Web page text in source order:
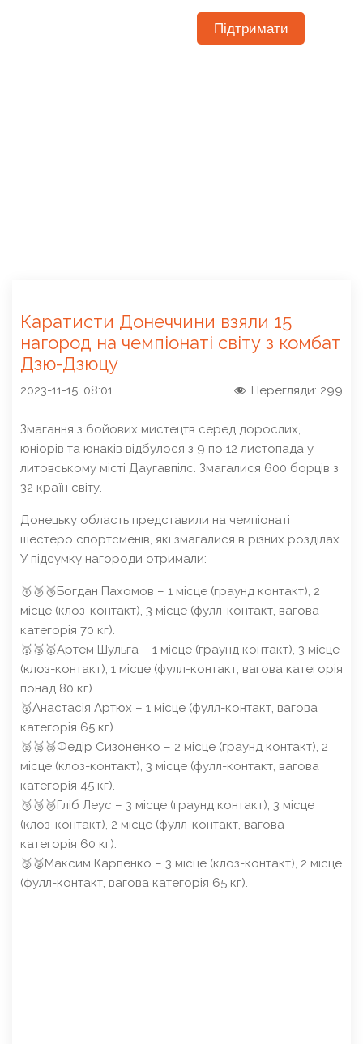
Підтримати
Каратисти Донеччини взяли 15
нагород на чемпіонаті світу з комбат
Дзю-Дзюцу
2023-11-15, 08:01 Перегляди: 299
Змагання з бойових мистецтв серед дорослих,
юніорів та юнаків відбулося з 9 по 12 листопада у
литовському місті Даугавпілс. Змагалися 600 борців з
32 країн світу.
Донецьку область представили на чемпіонаті
шестеро спортсменів, які змагалися в різних розділах.
У підсумку нагороди отримали:
🥇🥈🥉Богдан Пахомов – 1 місце (граунд контакт), 2
місце (клоз-контакт), 3 місце (фулл-контакт, вагова
категорія 70 кг).
🥇🥉🥇Артем Шульга – 1 місце (граунд контакт), 3 місце
(клоз-контакт), 1 місце (фулл-контакт, вагова категорія
понад 80 кг).
🥇Анастасія Артюх – 1 місце (фулл-контакт, вагова
категорія 65 кг).
🥈🥈🥉Федір Сизоненко – 2 місце (граунд контакт), 2
місце (клоз-контакт), 3 місце (фулл-контакт, вагова
категорія 45 кг).
🥉🥉🥈Гліб Леус – 3 місце (граунд контакт), 3 місце
(клоз-контакт), 2 місце (фулл-контакт, вагова
категорія 60 кг).
🥉🥈Максим Карпенко – 3 місце (клоз-контакт), 2 місце
(фулл-контакт, вагова категорія 65 кг).